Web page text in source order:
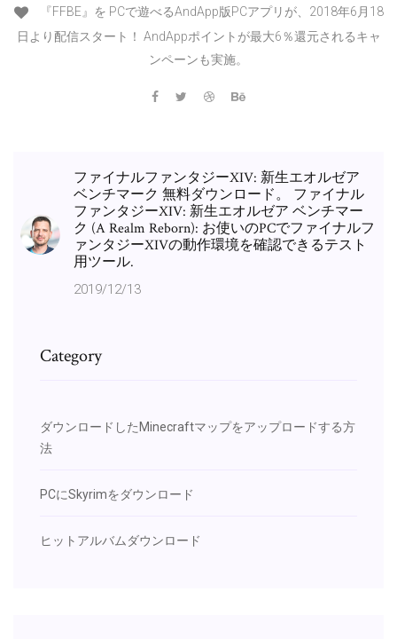
『FFBE』を PCで遊べるAndApp版PCアプリが、2018年6月18
日より配信スタート！ AndAppポイントが最大6％還元されるキャ
ンペーンも実施。
ファイナルファンタジーXIV: 新生エオルゼア
ベンチマーク 無料ダウンロード。 ファイナル
ファンタジーXIV: 新生エオルゼア ベンチマー
ク (A Realm Reborn): お使いのPCでファイナルフ
ァンタジーXIVの動作環境を確認できるテスト
用ツール.
2019/12/13
Category
ダウンロードしたMinecraftマップをアップロードする方
法
PCにSkyrimをダウンロード
ヒットアルバムダウンロード